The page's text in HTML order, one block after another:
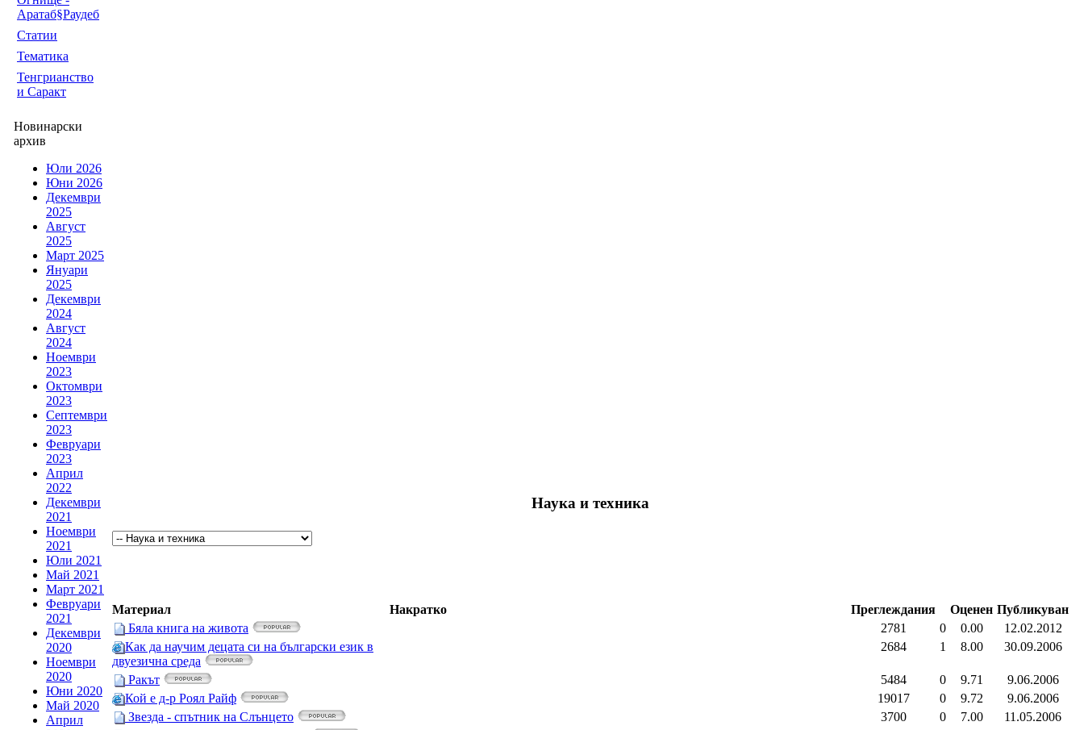
Аратаб§Раудеб
Статии
Тематика
Тенгрианство
и Саракт
Новинарски
архив
Юли 2026
Юни 2026
Декември
2025
Август
2025
Март 2025
Януари
2025
Декември
2024
Август
2024
Ноември
2023
Октомври
2023
Септември
2023
Февруари
2023
Април
2022
Декември
2021
Ноември
2021
Юли 2021
Май 2021
Март 2021
Февруари
2021
Декември
2020
Ноември
2020
Юни 2020
Май 2020
Април
Наука и техника
Материал Накратко Преглеждания Оценен Публикуван
Бяла книга на живота
2781 0 0.00
12.02.2012
Как да научим децата си на български език в
двуезична среда
2684 1 8.00 30.09.2006
Ракът 5484 0 9.71
9.06.2006
Кой е д-р Роял Райф
19017 0 9.72
9.06.2006
Звезда - спътник на Слънцето
3700 0 7.00
11.05.2006